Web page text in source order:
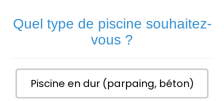
Quel type de piscine souhaitez-
vous ?
Piscine en dur (parpaing, béton)